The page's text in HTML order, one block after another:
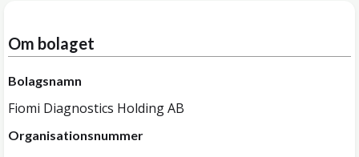
Om bolaget
Bolagsnamn
Fiomi Diagnostics Holding AB
Organisationsnummer